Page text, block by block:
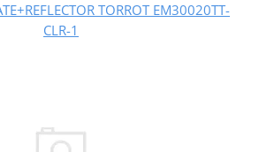
TORROT EM30020TT-
CLR-1